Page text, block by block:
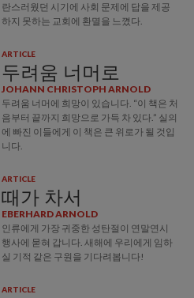
란스러웠던 시기에 사회 문제에 답을 제공
하지 못하는 교회에 환멸을 느꼈다.
ARTICLE
두려움 너머로
JOHANN CHRISTOPH ARNOLD
두려움 너머에 희망이 있습니다. “이 책은 처
음부터 끝까지 희망으로 가득 차 있다.” 실의
에 빠진 이들에게 이 책은 큰 위로가 될 것입
니다.
ARTICLE
때가 차서
EBERHARD ARNOLD
인류에게 가장 귀중한 성탄절이 연말연시
행사에 묻혀 갑니다. 새해에 우리에게 임하
실 기적 같은 구원을 기다려봅니다!
ARTICLE